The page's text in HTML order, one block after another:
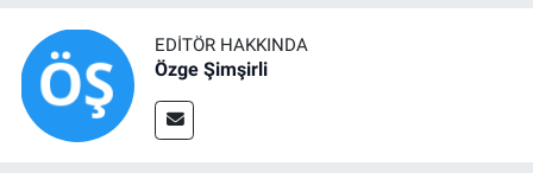
EDITÖR HAKKINDA
Özge Şimşirli